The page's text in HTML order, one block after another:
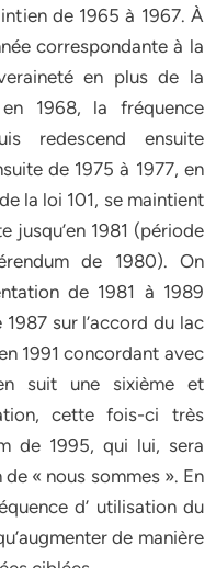
de 1965 à 1967. À
correspondante à la
en plus de la
1968, la fréquence
redescend ensuite
de 1975 à 1977, en
la loi 101, se maintient
jusqu’en 1981 (période
de 1980). On
de 1981 à 1989
sur l’accord du lac
1991 concordant avec
suit une sixième et
cette fois-ci très
de 1995, qui lui, sera
de « nous sommes ». En
d’ utilisation du
de manière